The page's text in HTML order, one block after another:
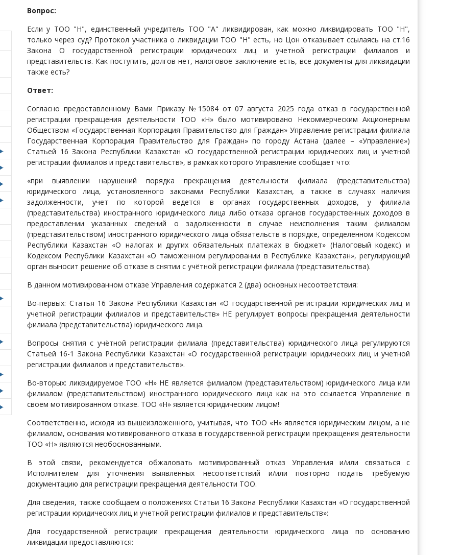
Вопрос:
Если у ТОО "Н", единственный учредитель ТОО "А" ликвидирован, как можно ликвидировать ТОО "Н",
только через суд? Протокол участника о ликвидации ТОО "Н" есть, но Цон отказывает ссылаясь на ст.16
Закона О государственной регистрации юридических лиц и учетной регистрации филиалов и
представительств. Как поступить, долгов нет, налоговое заключение есть, все документы для ликвидации
также есть?
Ответ:
Согласно предоставленному Вами Приказу №15084 от 07 августа 2025 года отказ в государственной
регистрации прекращения деятельности ТОО «Н» было мотивировано Некоммерческим Акционерным
Обществом «Государственная Корпорация Правительство для Граждан» Управление регистрации филиала
Государственная Корпорация Правительство для Граждан» по городу Астана (далее – «Управление»)
Статьей 16 Закона Республики Казахстан «О государственной регистрации юридических лиц и учетной
регистрации филиалов и представительств», в рамках которого Управление сообщает что:
«при выявлении нарушений порядка прекращения деятельности филиала (представительства)
юридического лица, установленного законами Республики Казахстан, а также в случаях наличия
задолженности, учет по которой ведется в органах государственных доходов, у филиала
(представительства) иностранного юридического лица либо отказа органов государственных доходов в
предоставлении указанных сведений о задолженности в случае неисполнения таким филиалом
(представительством) иностранного юридического лица обязательств в порядке, определенном Кодексом
Республики Казахстан «О налогах и других обязательных платежах в бюджет» (Налоговый кодекс) и
Кодексом Республики Казахстан «О таможенном регулировании в Республике Казахстан», регулирующий
орган выносит решение об отказе в снятии с учётной регистрации филиала (представительства).
В данном мотивированном отказе Управления содержатся 2 (два) основных несоответствия:
Во-первых: Статья 16 Закона Республики Казахстан «О государственной регистрации юридических лиц и
учетной регистрации филиалов и представительств» НЕ регулирует вопросы прекращения деятельности
филиала (представительства) юридического лица.
Вопросы снятия с учётной регистрации филиала (представительства) юридического лица регулируются
Статьей 16-1 Закона Республики Казахстан «О государственной регистрации юридических лиц и учетной
регистрации филиалов и представительств».
Во-вторых: ликвидируемое ТОО «Н» НЕ является филиалом (представительством) юридического лица или
филиалом (представительством) иностранного юридического лица как на это ссылается Управление в
своем мотивированном отказе. ТОО «Н» является юридическим лицом!
Соответственно, исходя из вышеизложенного, учитывая, что ТОО «Н» является юридическим лицом, а не
филиалом, основания мотивированного отказа в государственной регистрации прекращения деятельности
ТОО «Н» являются необоснованными.
В этой связи, рекомендуется обжаловать мотивированный отказ Управления и/или связаться с
Исполнителем для уточнения выявленных несоответствий и/или повторно подать требуемую
документацию для регистрации прекращения деятельности ТОО.
Для сведения, также сообщаем о положениях Статьи 16 Закона Республики Казахстан «О государственной
регистрации юридических лиц и учетной регистрации филиалов и представительств»:
Для государственной регистрации прекращения деятельности юридического лица по основанию
ликвидации предоставляются: